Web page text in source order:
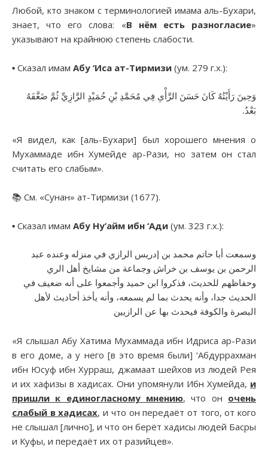
Любой, кто знаком с терминологией имама аль-Бухари,
знает, что его слова: «В нём есть разногласие»
указывают на крайнюю степень слабости.
▪︎ Сказал имам Абу ‘Иса ат-Тирмизи (ум. 279 г.х.):
وَحِينَ رَأَيْتُهُ كَانَ حَسَنَ الرَّأْىِ فِي مُحَمَّدِ بْنِ حُمَيْدٍ الرَّازِيِّ ثُمَّ ضَعَّفَهُ
بَعْدُ‏.‏
«Я видел, как [аль-Бухари] был хорошего мнения о
Мухаммаде ибн Хумейде ар-Рази, но затем он стал
считать его слабым».
📚 См. «Сунан» ат-Тирмизи (1677).
▪︎ Сказал имам Абу Ну’айм ибн ‘Ади (ум. 323 г.х.):
وسمعت أبا حاتم محمد بن إدريس الرازي في منزله وعنده عبد
الرحمن بن يوسف بن خراش وجماعة من مشايخ أهل الري
وحفاظهم للحديث، فذكروا ابن حميد وأجمعوا على أنه ضعيف في
الحديث جدا، وأنه يحدث بما لم يسمعه، وأنه يأخذ أحاديث لأهل
البصرة والكوفة فيحدث بها عن الرازيين
«Я слышал Абу Хатима Мухаммада ибн Идриса ар-Рази
в его доме, а у него [в это время были] ‘Абдуррахман
ибн Юсуф ибн Хурраш, джамаат шейхов из людей Рея
и их хафизы в хадисах. Они упомянули Ибн Хумейда, и
пришли к единогласному мнению, что он очень
слабый в хадисах, и что он передаёт от того, от кого
не слышал [лично], и что он берёт хадисы людей Басры
и Куфы, и передаёт их от разийцев».